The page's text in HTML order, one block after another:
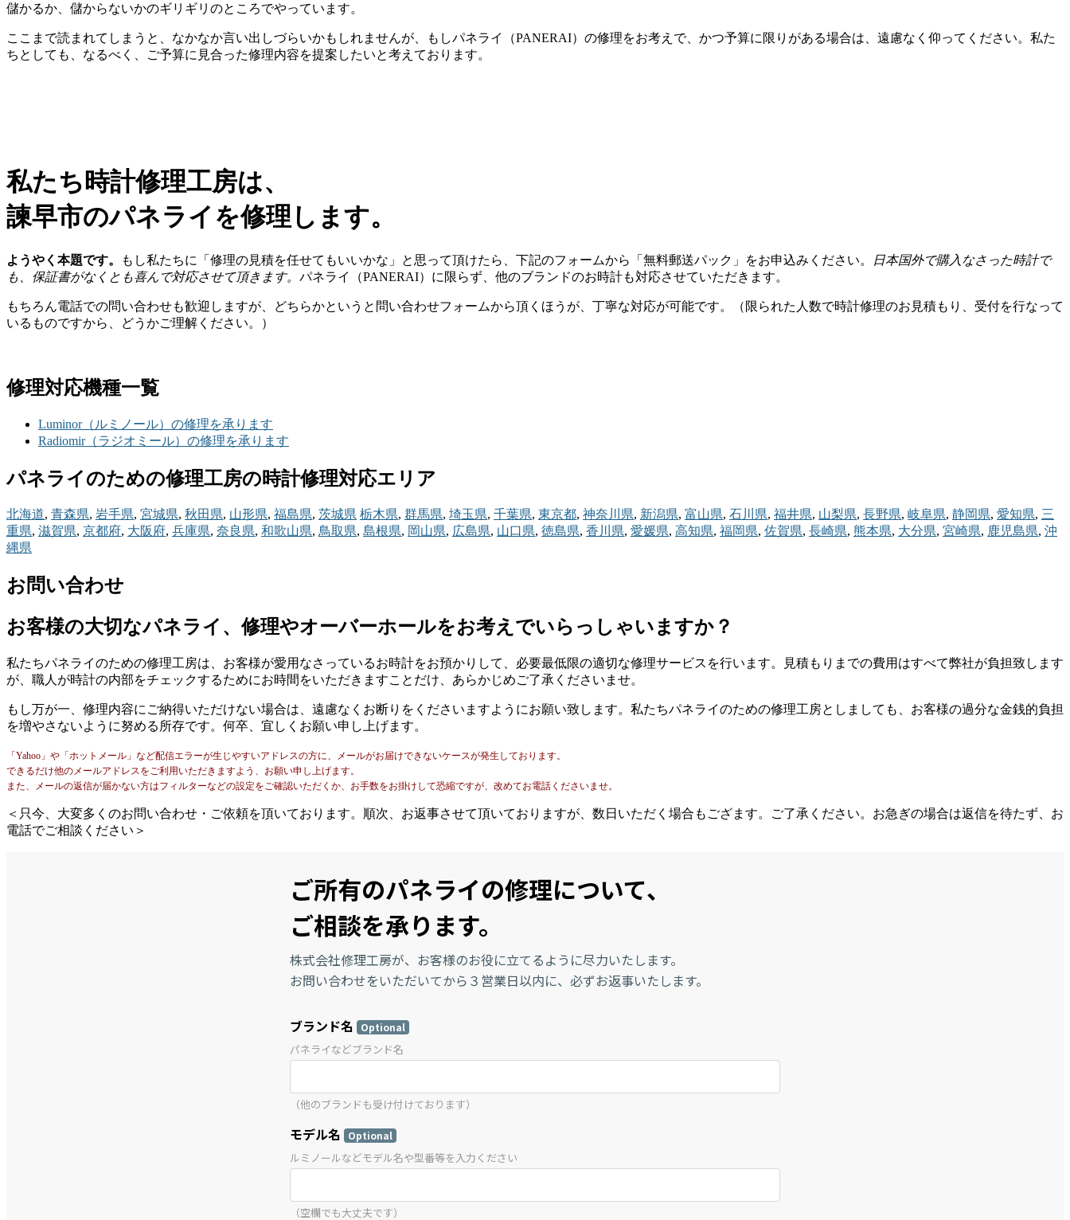
儲かるか、儲からないかのギリギリのところでやっています。
ここまで読まれてしまうと、なかなか言い出しづらいかもしれませんが、もしパネライ（PANERAI）の修理をお考えで、かつ予算に限りがある場合は、遠慮なく仰ってください。私た
ちとしても、なるべく、ご予算に見合った修理内容を提案したいと考えております。
私たち時計修理工房は、
諫早市のパネライを修理します。
ようやく本題です。 もし私たちに「修理の見積を任せてもいいかな」と思って頂けたら、下記のフォームから「無料郵送パック」をお申込みください。
日本国外で購入なさった時計で
も、保証書がなくとも喜んで対応させて頂きます。 パネライ（PANERAI）に限らず、他のブランドのお時計も対応させていただきます。
もちろん電話での問い合わせも歓迎しますが、どちらかというと問い合わせフォームから頂くほうが、丁寧な対応が可能です。（限られた人数で時計修理のお見積もり、受付を行なって
いるものですから、どうかご理解ください。）
修理対応機種一覧
Luminor（ルミノール）の修理を承ります
Radiomir（ラジオミール）の修理を承ります
パネライのための修理工房の時計修理対応エリア
北海道, 青森県, 岩手県, 宮城県, 秋田県, 山形県, 福島県, 茨城県 栃木県, 群馬県, 埼玉県, 千葉県, 東京都, 神奈川県, 新潟県, 富山県, 石川県, 福井県, 山梨県, 長野県, 岐阜県, 静岡県, 愛知県, 三
重県, 滋賀県, 京都府, 大阪府, 兵庫県, 奈良県, 和歌山県, 鳥取県, 島根県, 岡山県, 広島県, 山口県, 徳島県, 香川県, 愛媛県, 高知県, 福岡県, 佐賀県, 長崎県, 熊本県, 大分県, 宮崎県, 鹿児島県, 沖
縄県
お問い合わせ
お客様の大切なパネライ、修理やオーバーホールをお考えでいらっしゃいますか？
私たちパネライのための修理工房は、お客様が愛用なさっているお時計をお預かりして、必要最低限の適切な修理サービスを行います。見積もりまでの費用はすべて弊社が負担致します
が、職人が時計の内部をチェックするためにお時間をいただきますことだけ、あらかじめご了承くださいませ。
もし万が一、修理内容にご納得いただけない場合は、遠慮なくお断りをくださいますようにお願い致します。私たちパネライのための修理工房としましても、お客様の過分な金銭的負担
を増やさないように努める所存です。何卒、宜しくお願い申し上げます。
「Yahoo」や「ホットメール」など配信エラーが生じやすいアドレスの方に、メールがお届けできないケースが発生しております。
できるだけ他のメールアドレスをご利用いただきますよう、お願い申し上げます。
また、メールの返信が届かない方はフィルターなどの設定をご確認いただくか、お手数をお掛けして恐縮ですが、改めてお電話くださいませ。
＜只今、大変多くのお問い合わせ・ご依頼を頂いております。順次、お返事させて頂いておりますが、数日いただく場合もござます。ご了承ください。お急ぎの場合は返信を待たず、お
電話でご相談ください＞